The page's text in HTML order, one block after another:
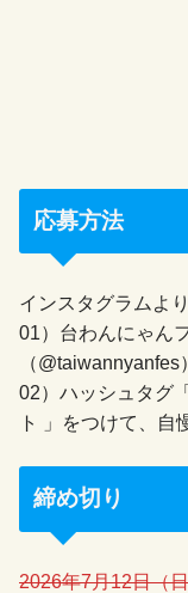
応募方法
インスタグラムより
01）台わんにゃん
（
02）ハッシュタグ
ト 」をつけて、自
締め切り
2026年7月12日（